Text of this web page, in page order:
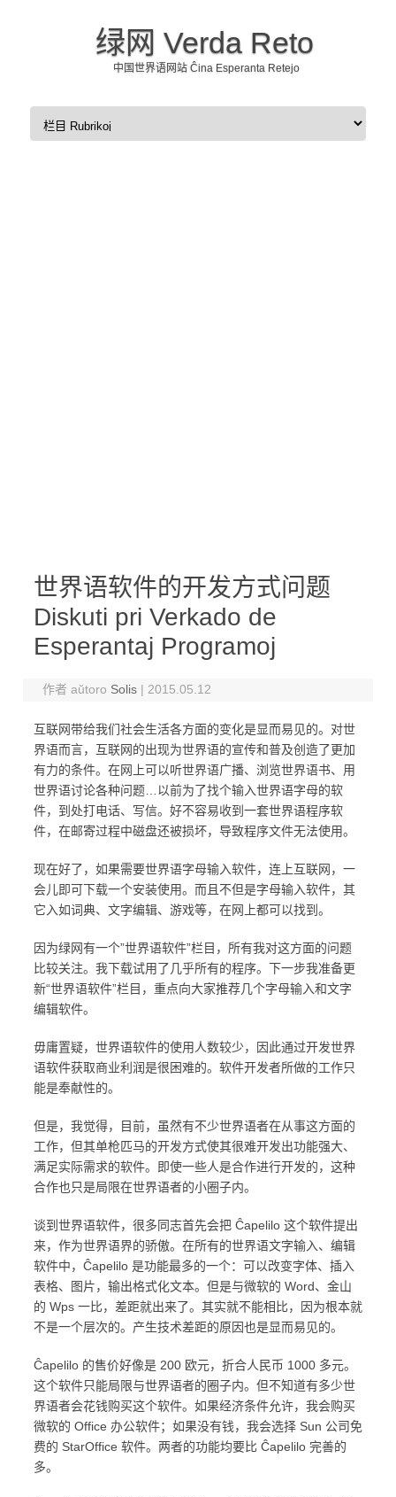
绿网 Verda Reto
中国世界语网站 Ĉina Esperanta Retejo
Skip to content
世界语软件的开发方式问题
Diskuti pri Verkado de
Esperantaj Programoj
作者 aŭtoro Solis | 2015.05.12
互联网带给我们社会生活各方面的变化是显而易见的。对世
界语而言，互联网的出现为世界语的宣传和普及创造了更加
有力的条件。在网上可以听世界语广播、浏览世界语书、用
世界语讨论各种问题…以前为了找个输入世界语字母的软
件，到处打电话、写信。好不容易收到一套世界语程序软
件，在邮寄过程中磁盘还被损坏，导致程序文件无法使用。
现在好了，如果需要世界语字母输入软件，连上互联网，一
会儿即可下载一个安装使用。而且不但是字母输入软件，其
它入如词典、文字编辑、游戏等，在网上都可以找到。
因为绿网有一个”世界语软件”栏目，所有我对这方面的问题
比较关注。我下载试用了几乎所有的程序。下一步我准备更
新“世界语软件”栏目，重点向大家推荐几个字母输入和文字
编辑软件。
毋庸置疑，世界语软件的使用人数较少，因此通过开发世界
语软件获取商业利润是很困难的。软件开发者所做的工作只
能是奉献性的。
但是，我觉得，目前，虽然有不少世界语者在从事这方面的
工作，但其单枪匹马的开发方式使其很难开发出功能强大、
满足实际需求的软件。即使一些人是合作进行开发的，这种
合作也只是局限在世界语者的小圈子内。
谈到世界语软件，很多同志首先会把 Ĉapelilo 这个软件提出
来，作为世界语界的骄傲。在所有的世界语文字输入、编辑
软件中，Ĉapelilo 是功能最多的一个：可以改变字体、插入
表格、图片，输出格式化文本。但是与微软的 Word、金山
的 Wps 一比，差距就出来了。其实就不能相比，因为根本就
不是一个层次的。产生技术差距的原因也是显而易见的。
Ĉapelilo 的售价好像是 200 欧元，折合人民币 1000 多元。
这个软件只能局限与世界语者的圈子内。但不知道有多少世
界语者会花钱购买这个软件。如果经济条件允许，我会购买
微软的 Office 办公软件；如果没有钱，我会选择 Sun 公司免
费的 StarOffice 软件。两者的功能均要比 Ĉapelilo 完善的
多。